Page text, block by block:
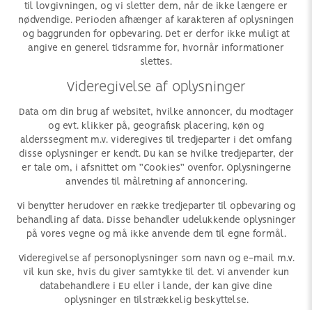
til lovgivningen, og vi sletter dem, når de ikke længere er
nødvendige. Perioden afhænger af karakteren af oplysningen
og baggrunden for opbevaring. Det er derfor ikke muligt at
angive en generel tidsramme for, hvornår informationer
slettes.
Videregivelse af oplysninger
Data om din brug af websitet, hvilke annoncer, du modtager
og evt. klikker på, geografisk placering, køn og
alderssegment m.v. videregives til tredjeparter i det omfang
disse oplysninger er kendt. Du kan se hvilke tredjeparter, der
er tale om, i afsnittet om ”Cookies” ovenfor. Oplysningerne
anvendes til målretning af annoncering.
Vi benytter herudover en række tredjeparter til opbevaring og
behandling af data. Disse behandler udelukkende oplysninger
på vores vegne og må ikke anvende dem til egne formål.
Videregivelse af personoplysninger som navn og e-mail m.v.
vil kun ske, hvis du giver samtykke til det. Vi anvender kun
databehandlere i EU eller i lande, der kan give dine
oplysninger en tilstrækkelig beskyttelse.